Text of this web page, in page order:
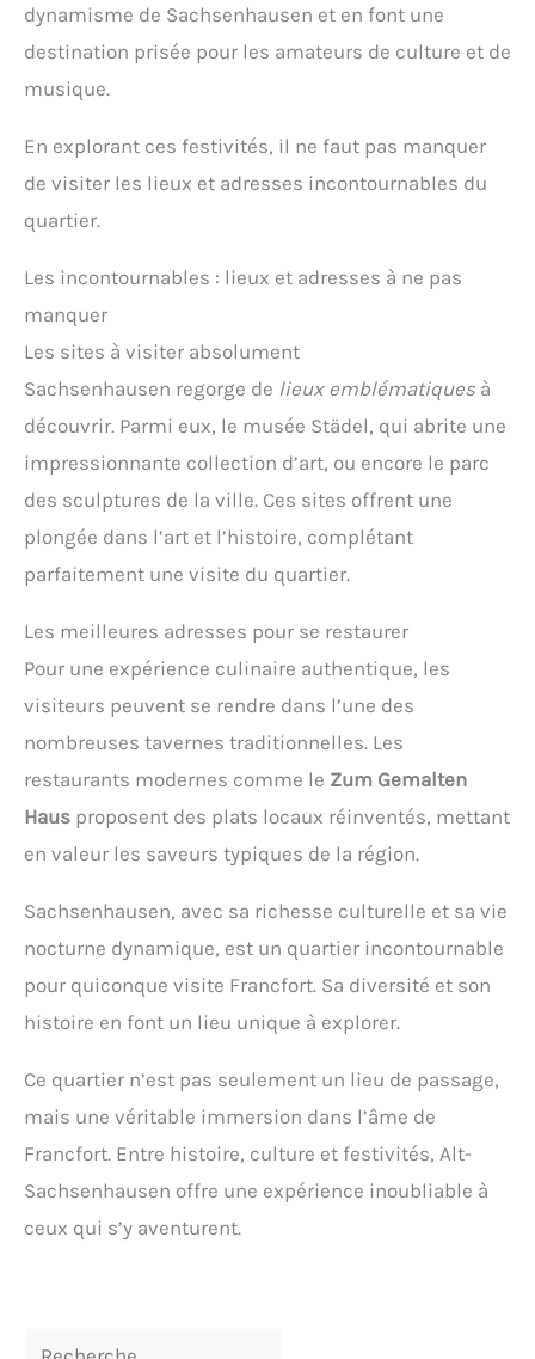
dynamisme de Sachsenhausen et en font une
destination prisée pour les amateurs de culture et de
musique.
En explorant ces festivités, il ne faut pas manquer
de visiter les lieux et adresses incontournables du
quartier.
Les incontournables : lieux et adresses à ne pas
manquer
Les sites à visiter absolument
Sachsenhausen regorge de lieux emblématiques à
découvrir. Parmi eux, le musée Städel, qui abrite une
impressionnante collection d’art, ou encore le parc
des sculptures de la ville. Ces sites offrent une
plongée dans l’art et l’histoire, complétant
parfaitement une visite du quartier.
Les meilleures adresses pour se restaurer
Pour une expérience culinaire authentique, les
visiteurs peuvent se rendre dans l’une des
nombreuses tavernes traditionnelles. Les
restaurants modernes comme le Zum Gemalten
Haus proposent des plats locaux réinventés, mettant
en valeur les saveurs typiques de la région.
Sachsenhausen, avec sa richesse culturelle et sa vie
nocturne dynamique, est un quartier incontournable
pour quiconque visite Francfort. Sa diversité et son
histoire en font un lieu unique à explorer.
Ce quartier n’est pas seulement un lieu de passage,
mais une véritable immersion dans l’âme de
Francfort. Entre histoire, culture et festivités, Alt-
Sachsenhausen offre une expérience inoubliable à
ceux qui s’y aventurent.